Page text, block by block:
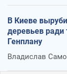
В Киеве
деревьев ради
Генплану
Владислав